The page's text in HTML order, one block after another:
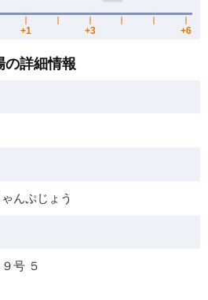
の詳細情報
んぷじょう
号 ５